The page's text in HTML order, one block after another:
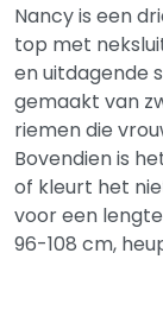
Nancy is een
top met
en uitdagende
gemaakt van
riemen die
Bovendien is
of kleurt het
voor een
96-108 cm,